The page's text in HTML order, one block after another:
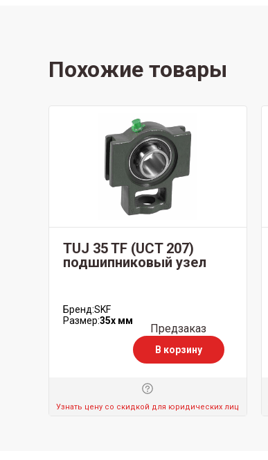
Похожие товары
TUJ 35 TF (UCT 207)
подшипниковый узел
Бренд:SKF
Размер:35x мм
Предзаказ
В корзину
Узнать цену со скидкой для юридических лиц